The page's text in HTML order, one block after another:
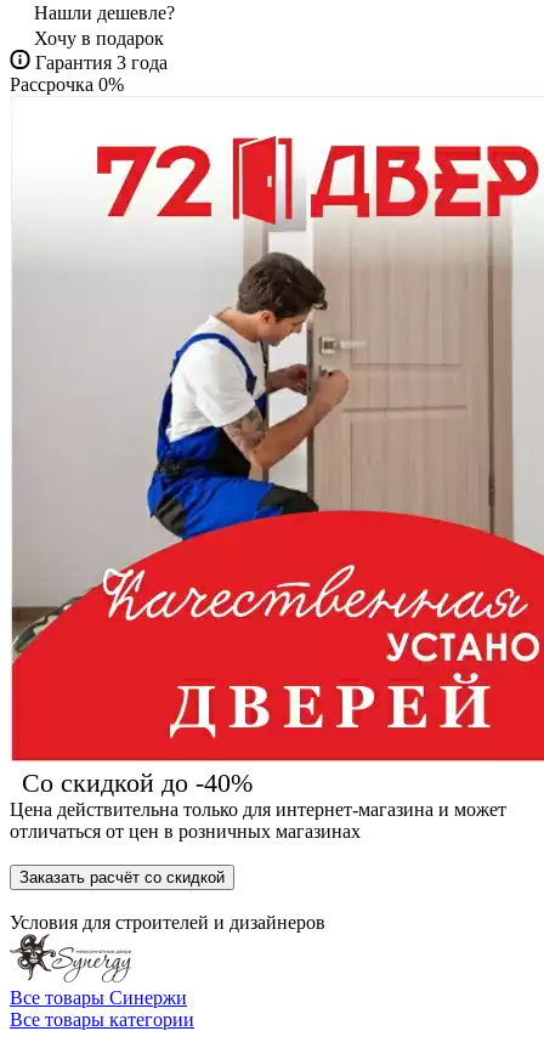
Нашли дешевле?
Хочу в подарок
Гарантия 3 года
Рассрочка 0%
Со скидкой до -40%
Цена действительна только для интернет-магазина и может
отличаться от цен в розничных магазинах
Заказать расчёт со скидкой
Условия для строителей и дизайнеров
Все товары Синержи
Все товары категории